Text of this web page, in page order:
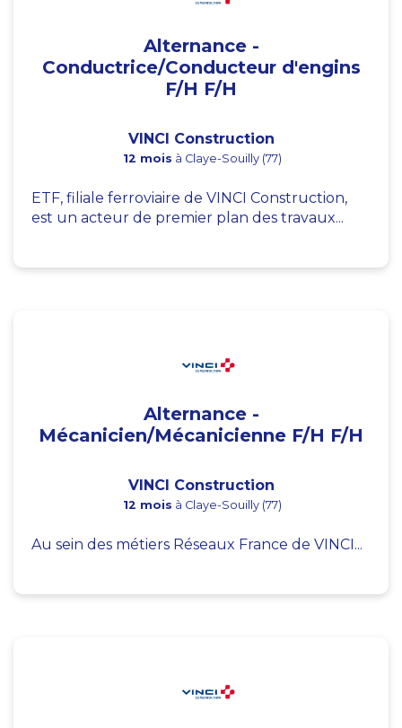
Alternance -
Conductrice/Conducteur d'engins
F/H F/H
VINCI Construction
12 mois à Claye-Souilly (77)
ETF, filiale ferroviaire de VINCI Construction,
est un acteur de premier plan des travaux...
Alternance -
Mécanicien/Mécanicienne F/H F/H
VINCI Construction
12 mois à Claye-Souilly (77)
Au sein des métiers Réseaux France de VINCI...